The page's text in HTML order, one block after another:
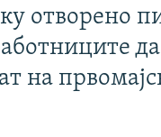
ЗНАЕТЕ
ЊУЗЛЕТЕР
отворено
да
на